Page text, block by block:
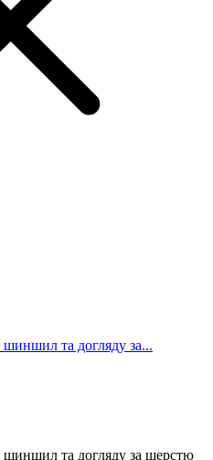
та догляду за...
та догляду за шерстю